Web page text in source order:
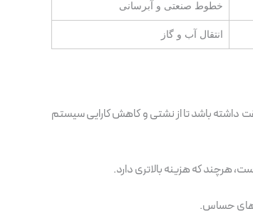
خطوط صنعتی و آبرسانی
انتقال آب و گاز
داشته باشد تا از نشتی و کاهش کارایی سیستم
هرچند که هزینه بالاتری دارد.
حساس.